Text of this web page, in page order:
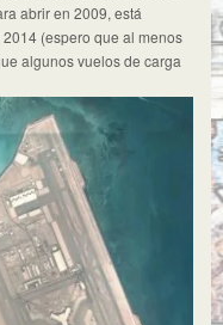
abrir en 2009, está
(espero que al menos
algunos vuelos de carga